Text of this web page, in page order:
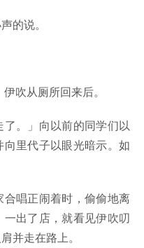
的说。
吹从厕所回来后。
了。」向以前的同学们以
里代子以眼光暗示。如
唱正闹着时，偷偷地离
出了店，就看见伊吹叨
并走在路上。